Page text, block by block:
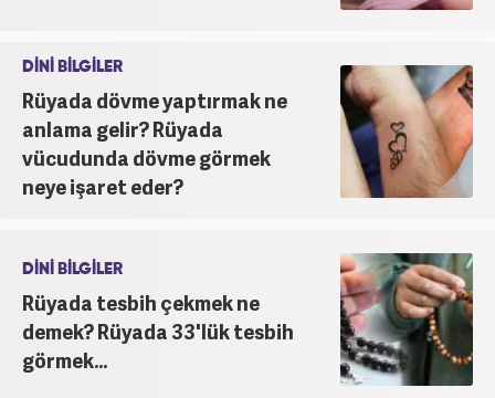
DİNİ BİLGİLER
Rüyada dövme yaptırmak ne
anlama gelir? Rüyada
vücudunda dövme görmek
neye işaret eder?
DİNİ BİLGİLER
Rüyada tesbih çekmek ne
demek? Rüyada 33'lük tesbih
görmek...